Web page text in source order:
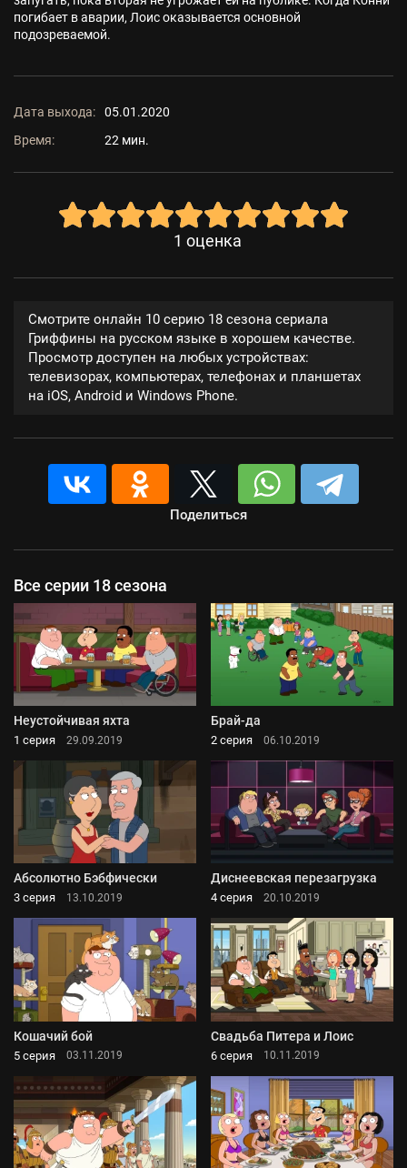
погибает в аварии, Лоис оказывается основной
подозреваемой.
Дата выхода:
05.01.2020
Время:
22 мин.
1 оценка
Смотрите онлайн 10 серию 18 сезона сериала
Гриффины на русском языке в хорошем качестве.
Просмотр доступен на любых устройствах:
телевизорах, компьютерах, телефонах и планшетах
на iOS, Android и Windows Phone.
Поделиться
Все серии 18 сезона
Неустойчивая яхта
1 серия 29.09.2019
Брай-да
2 серия 06.10.2019
Абсолютно Бэбфически
3 серия 13.10.2019
Диснеевская перезагрузка
4 серия 20.10.2019
Кошачий бой
5 серия 03.11.2019
Свадьба Питера и Лоис
6 серия 10.11.2019